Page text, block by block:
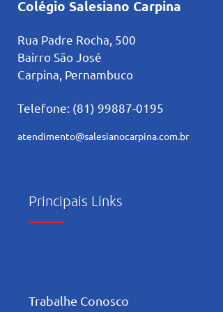
Colégio Salesiano Carpina
Rua Padre Rocha, 500
Bairro São José
Carpina, Pernambuco
Telefone: (81) 99887-0195
atendimento@salesianocarpina.com.br
Principais Links
Trabalhe Conosco